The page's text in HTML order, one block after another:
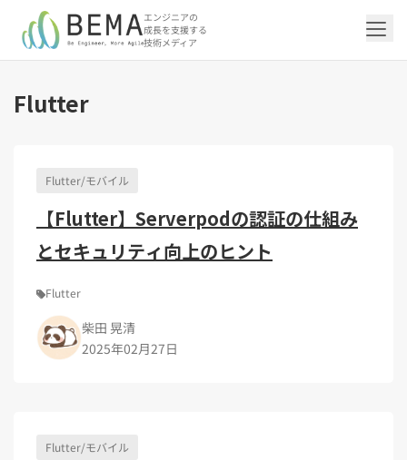
エンジニアの
成長を支援する
技術メディア
「アジャイル開発/スクラム」の記事一覧を
「アジャイル開発/スクラム」のタグ一覧
スクラムマスター（19）
アジャイル（15）
「DevOps/クラウド」の記事一覧を見る
AWS（20）
CI/CD（9）
Terraform（6）
インフラストラクチャ（5）
Docker（4）
CodeCommit（2）
Ansible（2）
DevSecOps（1）
Platform Engineering（1）
「AI」の記事一覧を見る
生成AI（13）
AIエージェント（4）
NotebookLM（3）
Gemini（3）
「バックエンド」の記事一覧を見る
Oracle APEX（5）
Python（4）
API（2）
Ruby（2）
SQL（1）
アクセス制御（1）
「Flutter/モバイル」の記事一覧を見る
Flutter（38）
Dart（6）
Swift（2）
アプリ開発（1）
「Jamstack/フロントエンド」の記事一覧
「Jamstack/フロントエンド」のタグ一覧
Jamstack（10）
Astro（10）
JavaScript（4）
Puppeteer（1）
React（1）
「others」の記事一覧を見る
エンジニア組織（48）
イベント（42）
アドベントカレンダー2024（25）
若手エンジニア（12）
トラブルシューティング（12）
キャリア（8）
内製化（7）
マネジメント（6）
Flutter
Flutter/モバイル
【Flutter】Serverpodの認証の仕組み
とセキュリティ向上のヒント
Flutter
柴田 晃清
2025年02月27日
Flutter/モバイル